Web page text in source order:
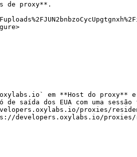
de proxy**.
em **Host do proxy** e
saída dos EUA com uma sessão
proxies/
developers.oxylabs.io/